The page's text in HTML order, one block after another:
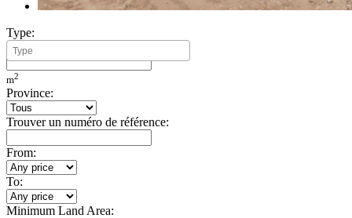
Type:
Minimum Build Area:
m2
Province:
Trouver un numéro de référence:
From:
To:
Minimum Land Area: